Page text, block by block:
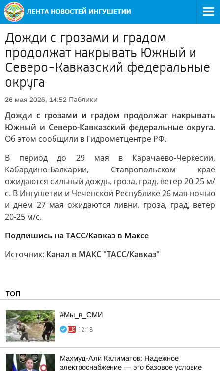
Дожди с грозами и градом
продолжат накрывать Южный и
Северо-Кавказский федеральные
округа
26 мая 2026, 14:52 Паблики
Дожди с грозами и градом продолжат накрывать
Южный и Северо-Кавказский федеральные округа.
Об этом сообщили в Гидрометцентре РФ.
В период до 29 мая в Карачаево-Черкесии,
Кабардино-Балкарии, Ставропольском крае
ожидаются сильный дождь, гроза, град, ветер 20-25 м/
с. В Ингушетии и Чеченской Республике 26 мая ночью
и днем 27 мая ожидаются ливни, гроза, град, ветер
20-25 м/с.
Подпишись на ТАСС/Кавказ в Максе
Источник: Канал в МАКС "ТАСС/Кавказ"
ТОП
#Мы_в_СМИ
12:18
Махмуд-Али Калиматов: Надежное
электроснабжение — это базовое условие